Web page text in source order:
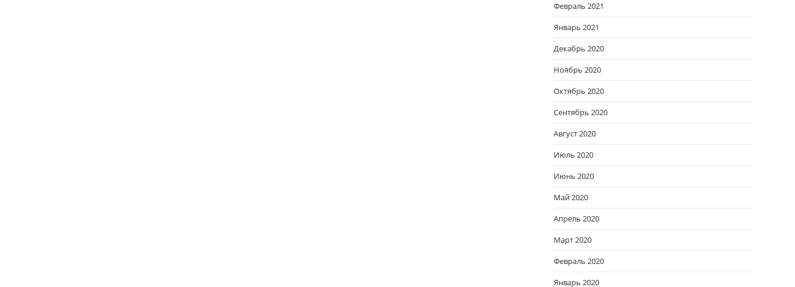
Февраль 2021
Январь 2021
Декабрь 2020
Ноябрь 2020
Октябрь 2020
Сентябрь 2020
Август 2020
Июль 2020
Июнь 2020
Май 2020
Апрель 2020
Март 2020
Февраль 2020
Январь 2020